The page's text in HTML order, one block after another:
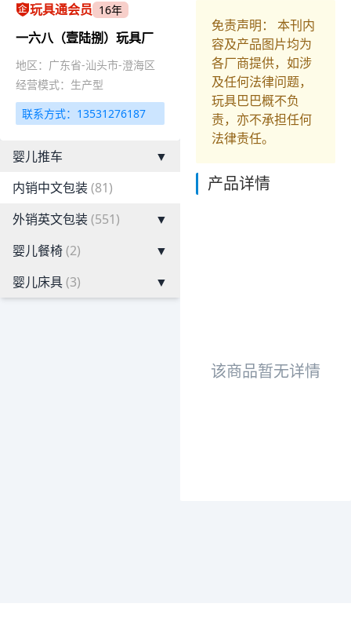
玩具通会员 16年
一六八（壹陆捌）玩具厂
地区：广东省-汕头市-澄海区
经营模式：生产型
联系方式：13531276187
婴儿推车
▼
内销中文包装(81)
外销英文包装(551)
▼
婴儿餐椅(2)
▼
婴儿床具(3) ▼
免责声明： 本刊内
容及产品图片均为
各厂商提供，如涉
及任何法律问题，
玩具巴巴概不负
责，亦不承担任何
法律责任。
产品详情
该商品暂无详情